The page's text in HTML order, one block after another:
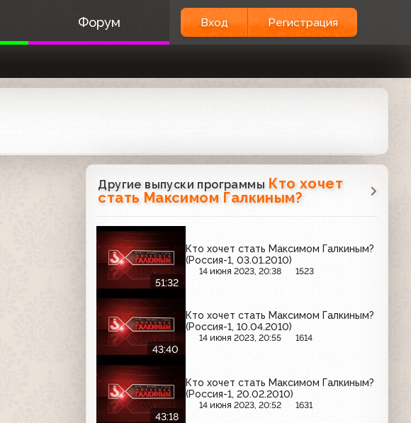
Форум Вход Регистрация
Другие выпуски программы Кто хочет
стать Максимом Галкиным?
51:32
Кто хочет стать Максимом Галкиным?
(Россия-1, 03.01.2010)
14 июня 2023, 20:38 1523
43:40
Кто хочет стать Максимом Галкиным?
(Россия-1, 10.04.2010)
14 июня 2023, 20:55 1614
43:18
Кто хочет стать Максимом Галкиным?
(Россия-1, 20.02.2010)
14 июня 2023, 20:52 1631